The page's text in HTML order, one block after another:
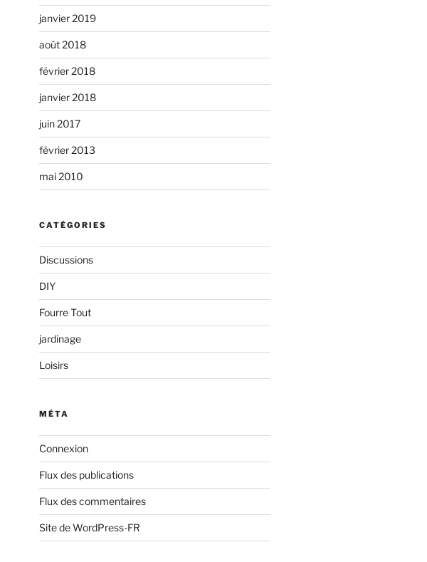
janvier 2019
août 2018
février 2018
janvier 2018
juin 2017
février 2013
mai 2010
CATÉGORIES
Discussions
DIY
Fourre Tout
jardinage
Loisirs
MÉTA
Connexion
Flux des publications
Flux des commentaires
Site de WordPress-FR